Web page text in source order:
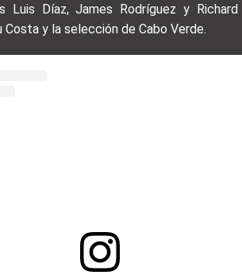
Luis Díaz, James Rodríguez y
Costa y la selección de Cabo Verde.